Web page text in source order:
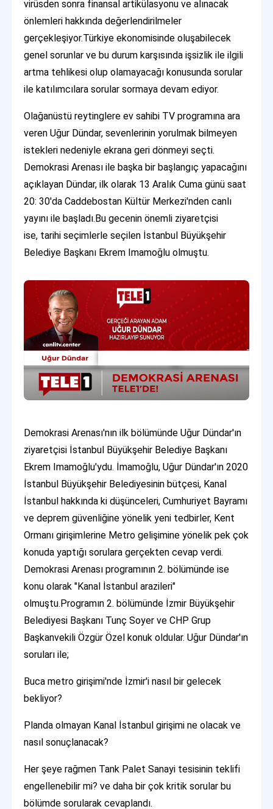
virüsden sonra finansal artikülasyonu ve alınacak
önlemleri hakkında değerlendirilmeler
gerçekleşiyor.Türkiye ekonomisinde oluşabilecek
genel sorunlar ve bu durum karşısında işsizlik ile ilgili
artma tehlikesi olup olamayacağı konusunda sorular
ile katılımcılara sorular sormaya devam ediyor.
Olağanüstü reytinglere ev sahibi TV programına ara
veren Uğur Dündar, sevenlerinin yorulmak bilmeyen
istekleri nedeniyle ekrana geri dönmeyi seçti.
Demokrasi Arenası ile başka bir başlangıç yapacağını
açıklayan Dündar, ilk olarak 13 Aralık Cuma günü saat
20: 30'da Caddebostan Kültür Merkezi'nden canlı
yayını ile başladı.Bu gecenin önemli ziyaretçisi
ise, tarihi seçimlerle seçilen İstanbul Büyükşehir
Belediye Başkanı Ekrem Imamoğlu olmuştu.
Demokrasi Arenası'nın ilk bölümünde Uğur Dündar'ın
ziyaretçisi İstanbul Büyükşehir Belediye Başkanı
Ekrem Imamoğlu'ydu. İmamoğlu, Uğur Dündar'ın 2020
İstanbul Büyükşehir Belediyesinin bütçesi, Kanal
İstanbul hakkında ki düşünceleri, Cumhuriyet Bayramı
ve deprem güvenliğine yönelik yeni tedbirler, Kent
Ormanı girişimlerine Metro gelişimine yönelik pek çok
konuda yaptığı sorulara gerçekten cevap verdi.
Demokrasi Arenası programının 2. bölümünde ise
konu olarak "Kanal İstanbul arazileri"
olmuştu.Programın 2. bölümünde İzmir Büyükşehir
Belediyesi Başkanı Tunç Soyer ve CHP Grup
Başkanvekili Özgür Özel konuk oldular. Uğur Dündar'ın
soruları ile;
Buca metro girişimi'nde İzmir'i nasıl bir gelecek
bekliyor?
Planda olmayan Kanal İstanbul girişimi ne olacak ve
nasıl sonuçlanacak?
Her şeye rağmen Tank Palet Sanayi tesisinin teklifi
engellenebilir mi? ve daha bir çok kritik sorular bu
bölümde sorularak cevaplandı.